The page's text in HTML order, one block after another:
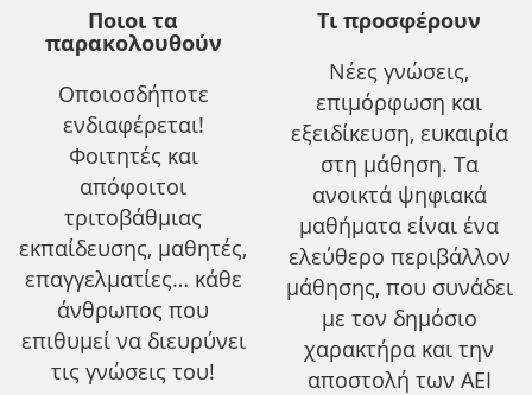
Ποιοι τα
παρακολουθούν
Οποιοσδήποτε
ενδιαφέρεται!
Φοιτητές και
απόφοιτοι
τριτοβάθμιας
εκπαίδευσης, μαθητές,
επαγγελματίες… κάθε
άνθρωπος που
επιθυμεί να διευρύνει
τις γνώσεις του!
Τι προσφέρουν
Νέες γνώσεις,
επιμόρφωση και
εξειδίκευση, ευκαιρία
στη μάθηση. Τα
ανοικτά ψηφιακά
μαθήματα είναι ένα
ελεύθερο περιβάλλον
μάθησης, που συνάδει
με τον δημόσιο
χαρακτήρα και την
αποστολή των ΑΕΙ